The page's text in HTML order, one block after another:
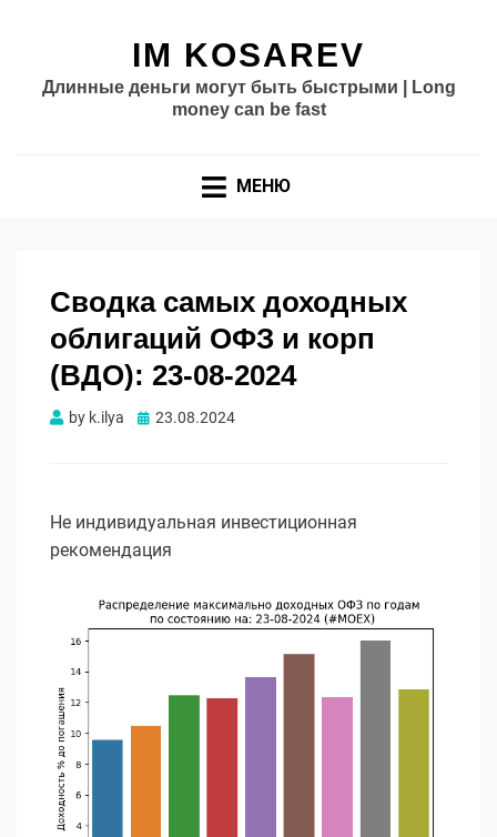
IM KOSAREV
Длинные деньги могут быть быстрыми | Long
money can be fast
МЕНЮ
Сводка самых доходных
облигаций ОФЗ и корп
(ВДО): 23-08-2024
by k.ilya Опубликовано
23.08.2024
Не индивидуальная инвестиционная
рекомендация